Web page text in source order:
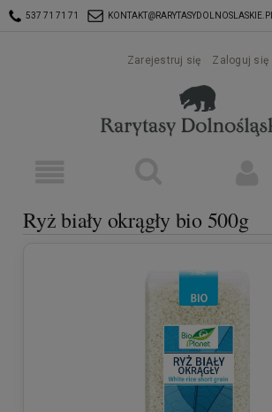
537 71 71 71 KONTAKT@RARYTASYDOLNOSLASKIE.PL
Zarejestruj się Zaloguj się
Ryż biały okrągły bio 500g